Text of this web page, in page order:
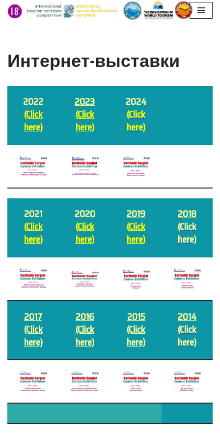
Интернет-выставки
2022
(Click
here)
2023
(Click
here)
2024
(Click
here)
2021
(Click
here)
2020
(Click
here)
2019
(Click
here)
2018
(Click
here)
2017
(Click
here)
2016
(Click
here)
2015
(Click
here)
2014
(Click
here)